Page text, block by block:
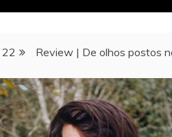
22 Review | De olhos postos